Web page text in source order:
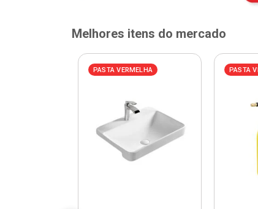
Melhores itens do mercado
PASTA VERMELHA PASTA